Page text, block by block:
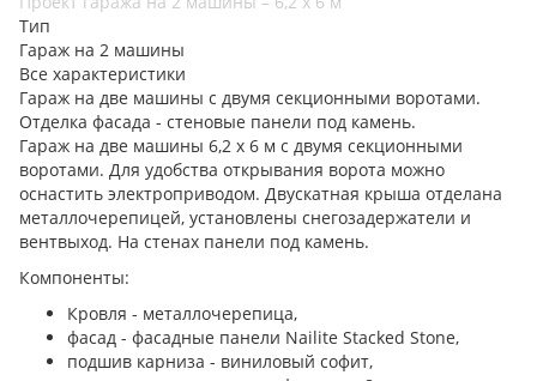
Тип
Гараж на 2 машины
Все характеристики
Гараж на две машины с двумя секционными воротами.
Отделка фасада - стеновые панели под камень.
Гараж на две машины 6,2 х 6 м с двумя секционными
воротами. Для удобства открывания ворота можно
оснастить электроприводом. Двускатная крыша отделана
металлочерепицей, установлены снегозадержатели и
вентвыход. На стенах панели под камень.
Компоненты:
Кровля - металлочерепица,
фасад - фасадные панели Nailite Stacked Stone,
подшив карниза - виниловый софит,